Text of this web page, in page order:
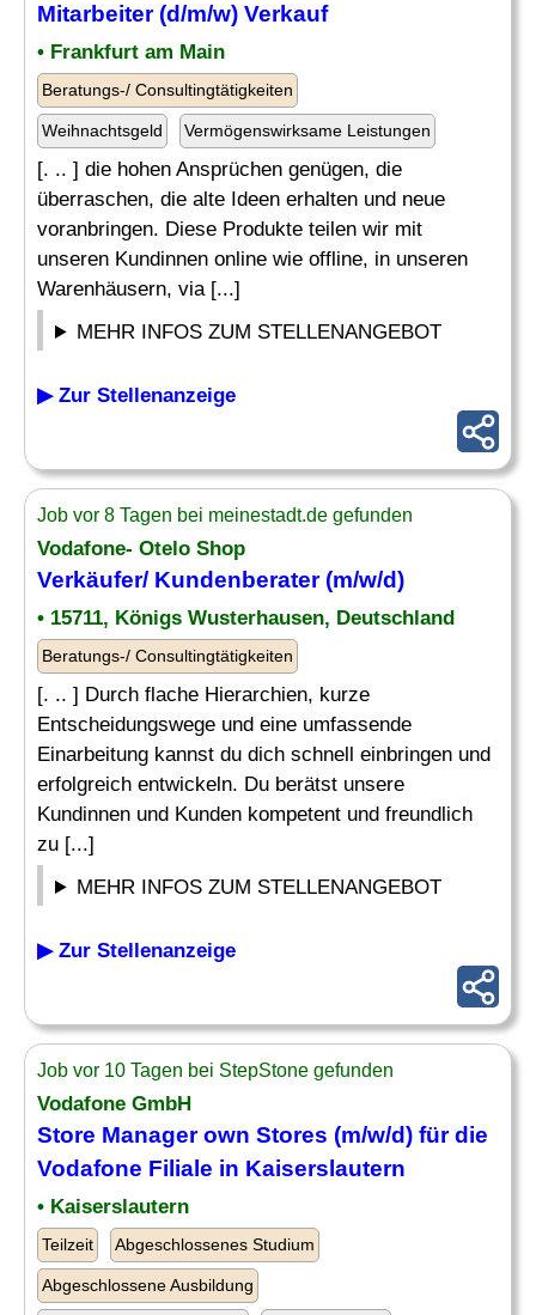
Mitarbeiter (d/m/w) Verkauf
• Frankfurt am Main
Beratungs-/ Consultingtätigkeiten
Weihnachtsgeld Vermögenswirksame Leistungen
[. .. ] die hohen Ansprüchen genügen, die
überraschen, die alte Ideen erhalten und neue
voranbringen. Diese Produkte teilen wir mit
unseren Kundinnen online wie offline, in unseren
Warenhäusern, via [...]
MEHR INFOS ZUM STELLENANGEBOT
▶ Zur Stellenanzeige
Job vor 8 Tagen bei meinestadt.de gefunden
Vodafone- Otelo Shop
Verkäufer/ Kundenberater (m/w/d)
• 15711, Königs Wusterhausen, Deutschland
Beratungs-/ Consultingtätigkeiten
[. .. ] Durch flache Hierarchien, kurze
Entscheidungswege und eine umfassende
Einarbeitung kannst du dich schnell einbringen und
erfolgreich entwickeln. Du berätst unsere
Kundinnen und Kunden kompetent und freundlich
zu [...]
MEHR INFOS ZUM STELLENANGEBOT
▶ Zur Stellenanzeige
Job vor 10 Tagen bei StepStone gefunden
Vodafone GmbH
Store Manager own Stores (m/w/d) für die
Vodafone Filiale in Kaiserslautern
• Kaiserslautern
Teilzeit Abgeschlossenes Studium
Abgeschlossene Ausbildung